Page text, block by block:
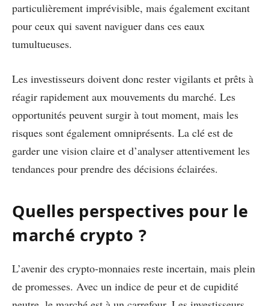
particulièrement imprévisible, mais également excitant
pour ceux qui savent naviguer dans ces eaux
tumultueuses.
Les investisseurs doivent donc rester vigilants et prêts à
réagir rapidement aux mouvements du marché. Les
opportunités peuvent surgir à tout moment, mais les
risques sont également omniprésents. La clé est de
garder une vision claire et d’analyser attentivement les
tendances pour prendre des décisions éclairées.
Quelles perspectives pour le
marché crypto ?
L’avenir des crypto-monnaies reste incertain, mais plein
de promesses. Avec un indice de peur et de cupidité